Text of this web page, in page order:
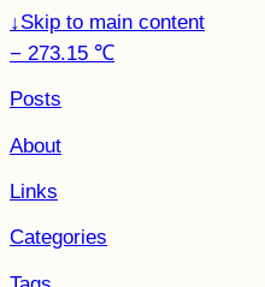
↓Skip to main content
− 273.15 ℃
Posts
About
Links
Categories